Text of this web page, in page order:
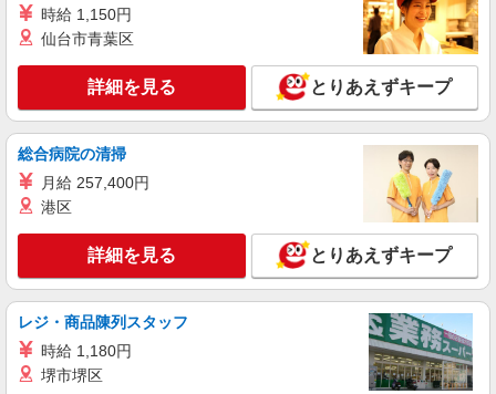
スマホ携帯販売【ソフトバンク】
時給1600円〜 ※別途インセンティブ、職能評
価制度あり ※残業代支給 ★交通費別途支給（規定
あり） ゜+゜・。○。・゜+゜・。○。・゜+゜ 入
社祝い金10万円支給(規定有) お友達を紹介頂くと,
インセンティブ支給(規定有) ★月2回払い・週払い
可能（規程有）★ ゜・。○。・゜+゜・。○。・゜
静岡県駿東郡清水町の家電量販店
キープ 詳細を見る
正社員
ソフトバンク清水町店
ソフトバンクショップの携帯販売スタッフ
月給 185,000円 〜 185,000円 試用期間あり 3
ヶ月 月給25万円以上 ※経験・能力による 【試用
期間】時給 1100 円 〜 1100 円
■ソフトバンク清水町店 静岡県 駿東郡清水町
久米田 61‐1
詳細を見る
時給 1,150円
仙台市青葉区
詳細を見る とりあえずキープ
総合病院の清掃
月給 257,400円
港区
詳細を見る とりあえずキープ
レジ・商品陳列スタッフ
時給 1,180円
堺市堺区